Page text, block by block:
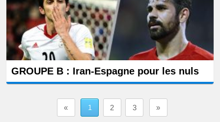
GROUPE B : Iran-Espagne pour les nuls
« 1 2 3 »